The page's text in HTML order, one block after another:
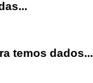
temos dados...